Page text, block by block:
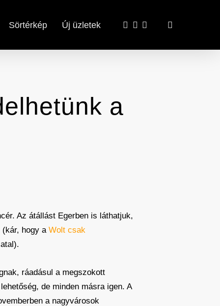
Sörtérkép Új üzletek
x- facebook
email
a
Az átállást Egerben is láthatjuk,
(kár, hogy a Wolt csak
ráadásul a megszokott
de minden másra igen. A
a nagyvárosok